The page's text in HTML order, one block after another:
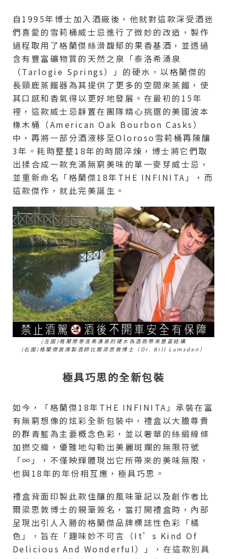
自1995年博士加入酒廠後，他就對這款深受酒迷
們喜愛的雪莉桶威士忌進行了微妙的改造，製作
過程取用了格蘭傑絲滑馥郁的果香基酒，並透過
含有豐富礦物質的天然之泉「泰洛希湧泉
（Tarlogie Springs）」的硬水，以格蘭傑的
長頸鹿蒸餾器為其提供了更多的空間來蒸餾，使
其口感和香氣得以更好地發展。在最初的15年
裡，這款威士忌靜置在團隊精心挑選的美國波本
橡木桶（American Oak Bourbon Casks）
中，再將一部分酒液移至Oloroso雪莉桶再陳釀
3年。耗時整整18年的時間淬煉，博士將它們取
出揉合成一款充滿無窮美味的單一麥芽威士忌，
並重新命名「格蘭傑18年THE INFINITA」，而
這款傑作，就此完美誕生。
(左圖)格蘭傑泰洛希湧泉的硬水為酒款帶來豐富結構
(右圖)格蘭傑首席製酒師比爾梁思敦博士（Dr. Bill Lumsden）
極具巧思的全新包裝
如今，「格蘭傑18年THE INFINITA」承裝在富
有無窮想像的炫彩全新包裝中，禮盒以大膽尊貴
的群青藍為主要概念色彩，並以奢華的絲緞線條
加撚交織，優雅地勾勒出美麗斑斕的無限符號
「∞」，不僅映輝體現出它所帶來的美味無限，
也與18年的年份相互應，極具巧思。
禮盒背面印製此款佳釀的風味筆記以及創作者比
爾梁思敦博士的親筆簽名，當打開禮盒時，內部
呈現出引人入勝的格蘭傑品牌標誌性色彩「橘
色」，旨在「趣味妙不可言（It’s Kind Of
Delicious And Wonderful）」，在這款別具